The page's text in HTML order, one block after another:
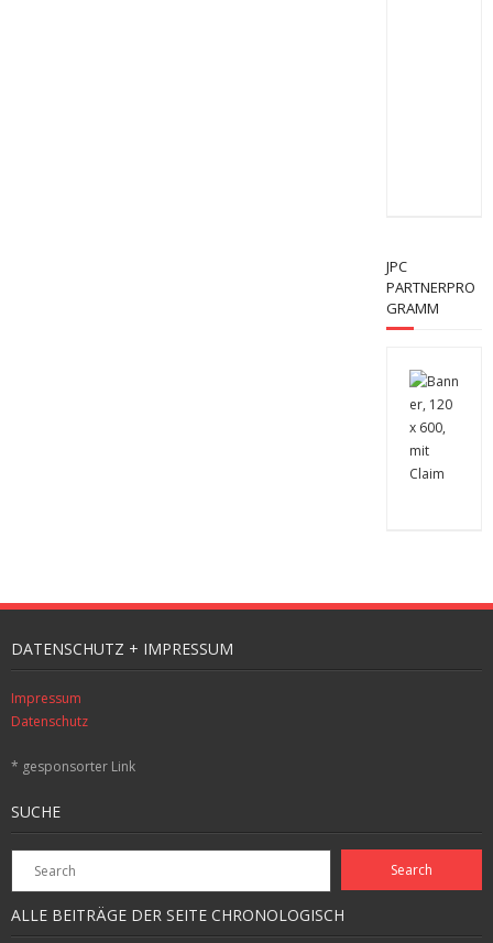
JPC
PARTNERPRO
GRAMM
DATENSCHUTZ + IMPRESSUM
Impressum
Datenschutz
* gesponsorter Link
SUCHE
ALLE BEITRÄGE DER SEITE CHRONOLOGISCH